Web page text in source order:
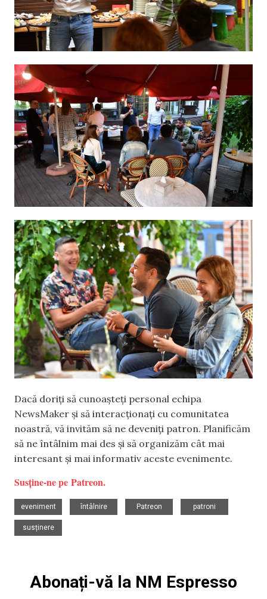
Dacă doriți să cunoașteți personal echipa
NewsMaker și să interacționați cu comunitatea
noastră, vă invităm să ne deveniți patron. Planificăm
să ne întâlnim mai des și să organizăm cât mai
interesant și mai informativ aceste evenimente.
Susține-ne pe Patreon.
eveniment
întâlnire
Patreon
patroni
susținere
Abonați-vă la NM Espresso